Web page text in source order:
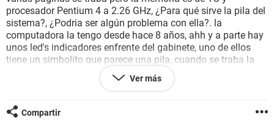
procesador Pentium 4 a 2.26 GHz, ¿Para qué sirve la pila del
sistema?, ¿Podria ser algún problema con ella?. la
computadora la tengo desde hace 8 años, ahh y a parte hay
unos led's indicadores enfrente del gabinete, uno de ellos
tiene un simbolito que parece una pila, cuando se traba la
compu ese led se apaga también.
Ver más
Compartir